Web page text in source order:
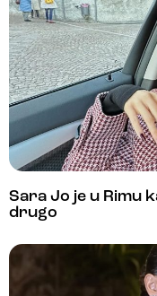
Sara Jo je u Rimu
drugo